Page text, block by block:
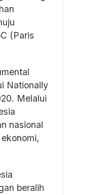
(Paris
Nationally
Melalui
nasional
beralih